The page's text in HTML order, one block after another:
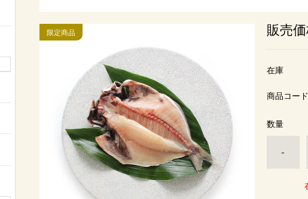
販売
在庫
商品コード
数量
-